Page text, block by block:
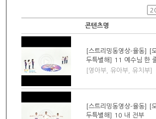
콘텐츠명
[스트리밍동영상-율동] [
두특별해] 11 예수님 한
[영아부, 유아부, 유치부]
[스트리밍동영상-율동] [
두특별해] 10 내 전부